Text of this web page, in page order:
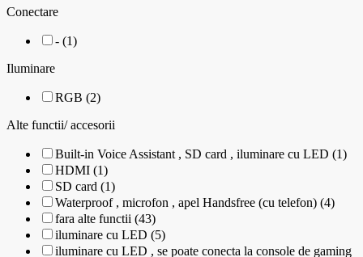
Conectare
- (1)
Iluminare
RGB (2)
Alte functii/ accesorii
Built-in Voice Assistant , SD card , iluminare cu LED (1)
HDMI (1)
SD card (1)
Waterproof , microfon , apel Handsfree (cu telefon) (4)
fara alte functii (43)
iluminare cu LED (5)
iluminare cu LED , se poate conecta la console de gaming